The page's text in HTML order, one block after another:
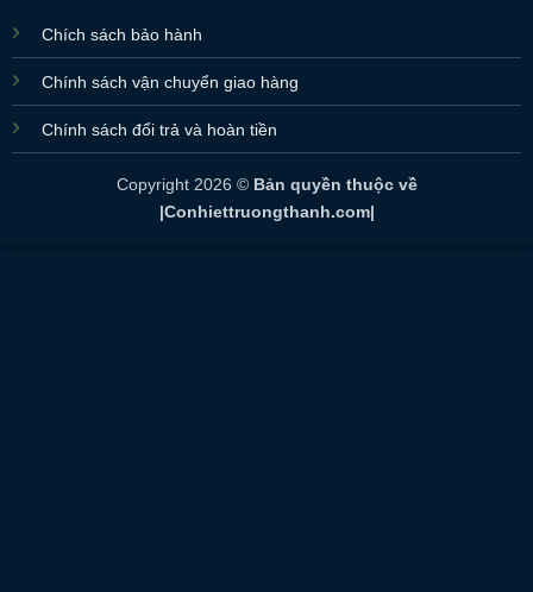
Chích sách bảo hành
Chính sách vận chuyển giao hàng
Chính sách đổi trả và hoàn tiền
Copyright 2026 © Bản quyền thuộc về
|Conhiettruongthanh.com|